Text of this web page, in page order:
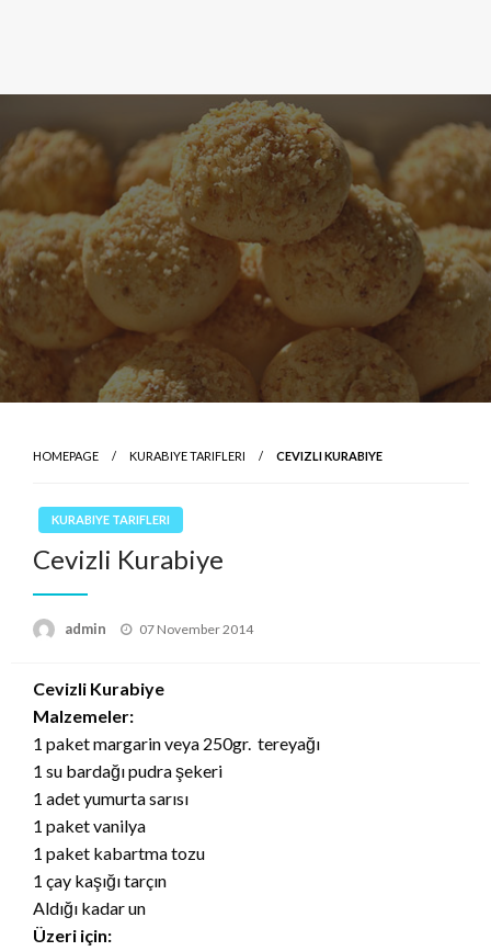
HOMEPAGE KURABIYE TARIFLERI CEVIZLI KURABIYE
KURABIYE TARIFLERI
Cevizli Kurabiye
admin
Posted
07 November 2014
Cevizli Kurabiye
Malzemeler:
1 paket margarin veya 250gr. tereyağı
1 su bardağı pudra şekeri
1 adet yumurta sarısı
1 paket vanilya
1 paket kabartma tozu
1 çay kaşığı tarçın
Aldığı kadar un
Üzeri için: